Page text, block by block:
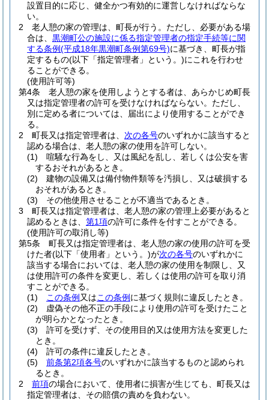
設置目的に応じ、健全かつ有効的に運営しなければならな
い。
2
老人憩の家の管理は、町長が行う。 ただし、必要がある場
合は、 黒潮町公の施設に係る指定管理者の指定手続等に関
する条例(平成18年黒潮町条例第69号)に基づき、町長が指
定するもの(以下「指定管理者」という。)にこれを行わせ
ることができる。
(使用許可等)
第4条
老人憩の家を使用しようとする者は、あらかじめ町長
又は指定管理者の許可を受けなければならない。 ただし、
別に定める者については、届出により使用することができ
る。
2
町長又は指定管理者は、 次の各号のいずれかに該当すると
認める場合は、老人憩の家の使用を許可しない。
(1)
喧騒な行為をし、又は風紀を乱し、若しくは公安を害
するおそれがあるとき。
(2)
建物の設備又は備付物件類等を汚損し、又は破損する
おそれがあるとき。
(3)
その他使用させることが不適当であるとき。
3
町長又は指定管理者は、老人憩の家の管理上必要があると
認めるときは、 第1項の許可に条件を付すことができる。
(使用許可の取消し等)
第5条
町長又は指定管理者は、老人憩の家の使用の許可を受
けた者(以下「使用者」という。)が次の各号のいずれかに
該当する場合においては、老人憩の家の使用を制限し、又
は使用許可の条件を変更し、若しくは使用の許可を取り消
すことができる。
(1)
この条例 又はこの条例 に基づく規則に違反したとき。
(2)
虚偽その他不正の手段により使用の許可を受けたこと
が明らかとなったとき。
(3)
許可を受けず、その使用目的又は使用方法を変更した
とき。
(4)
許可の条件に違反したとき。
(5)
前条第2項各号のいずれかに該当するものと認められ
るとき。
2
前項の場合において、使用者に損害が生じても、町長又は
指定管理者は、その賠償の責めを負わない。